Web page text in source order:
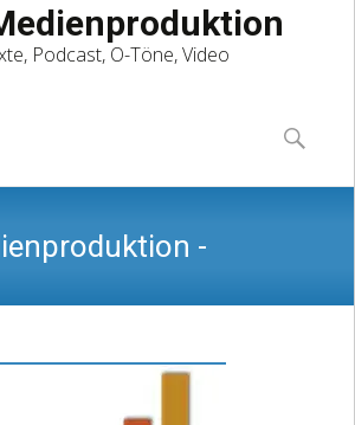
Podcast, O-Töne, Video
content
Suchen
nach:
-
Texte, Podcast, O-Töne,